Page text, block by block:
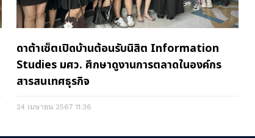
ดาต้าเซ็ตเปิดบ้านต้อนรับนิสิต Information
Studies มศว. ศึกษาดูงานการตลาดในองค์กร
สารสนเทศธุรกิจ
24 เมษายน 2567 11:36